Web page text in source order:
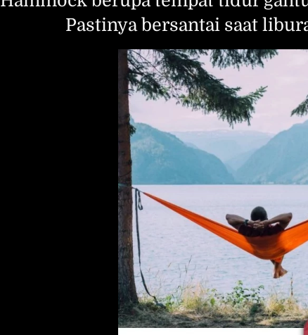
Pastinya bersantai saat